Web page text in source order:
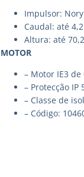
Impulsor:
Caudal: até
Altura: até
MOTOR
– Motor IE3 de
– Protecção IP
– Classe de
– Código: